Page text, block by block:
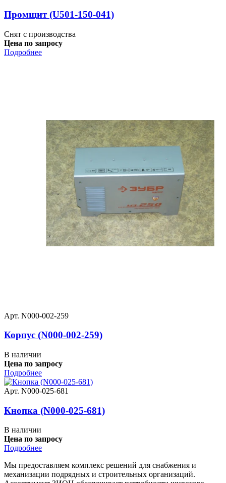
Промщит (U501-150-041)
Снят с производства
Цена по запросу
Подробнее
Арт. N000-002-259
Корпус (N000-002-259)
В наличии
Цена по запросу
Подробнее
Арт. N000-025-681
Кнопка (N000-025-681)
В наличии
Цена по запросу
Подробнее
Мы предоставляем комплекс решений для снабжения и
механизации подрядных и строительных организаций.